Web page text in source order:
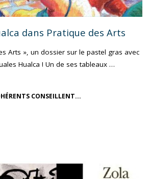
dans Pratique des Arts
Arts », un dossier sur le pastel gras avec
Hualca ! Un de ses tableaux …
CONSEILLENT...